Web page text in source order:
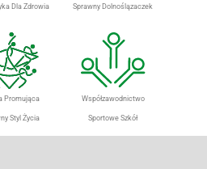
Dla Zdrowia Sprawny Dolnoślązaczek
Promująca
Styl Życia
Współzawodnictwo
Sportowe Szkół